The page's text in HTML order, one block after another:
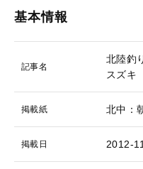
基本情報
記事名
北陸釣
スズ
掲載紙 北中：
掲載日 2012-